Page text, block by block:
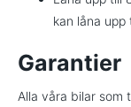
kan låna upp
Garantier
Alla våra bilar som